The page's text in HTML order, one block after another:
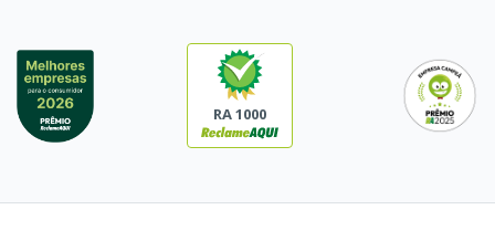
RA 1000